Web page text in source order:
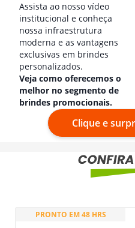
Assista ao nosso vídeo
institucional e conheça
nossa infraestrutura
moderna e as vantagens
exclusivas em brindes
personalizados.
Veja como oferecemos o
melhor no segmento de
brindes promocionais.
Clique e
PRONTO EM 48 HRS